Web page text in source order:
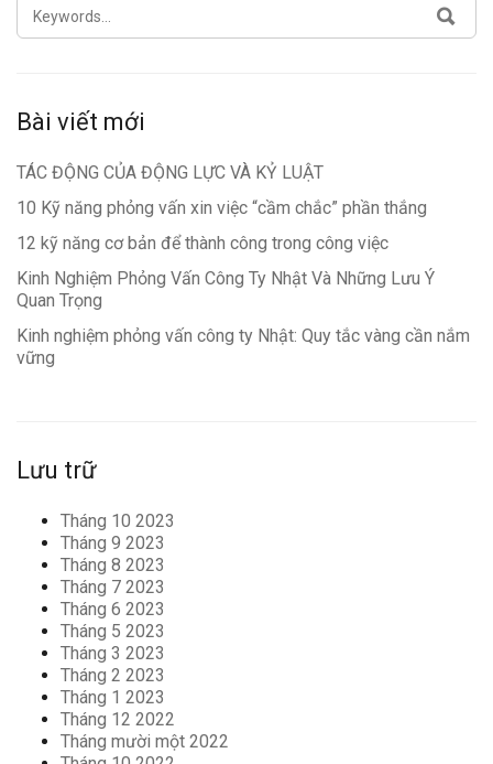
FOR:
Bài viết mới
TÁC ĐỘNG CỦA ĐỘNG LỰC VÀ KỶ LUẬT
10 Kỹ năng phỏng vấn xin việc “cầm chắc” phần thắng
12 kỹ năng cơ bản để thành công trong công việc
Kinh Nghiệm Phỏng Vấn Công Ty Nhật Và Những Lưu Ý
Quan Trọng
Kinh nghiệm phỏng vấn công ty Nhật: Quy tắc vàng cần nắm
vững
Lưu trữ
Tháng 10 2023
Tháng 9 2023
Tháng 8 2023
Tháng 7 2023
Tháng 6 2023
Tháng 5 2023
Tháng 3 2023
Tháng 2 2023
Tháng 1 2023
Tháng 12 2022
Tháng mười một 2022